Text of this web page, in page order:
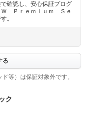
確認し、安心保証プログ
Ｗ Ｐｒｅｍｉｕｍ Ｓｅ
。
部品は、ご購入後２年
理が必要な場合は工賃ま
油脂類と液類、ゴム部
はなりません。
る
等）は保証対象外です。
ク